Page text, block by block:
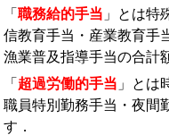
「 職務給的手当 」とは特
信教育手当・産業教育手
漁業普及指導手当の合計
「 超過労働的手当 」とは
職員特別勤務手当・夜間
す．